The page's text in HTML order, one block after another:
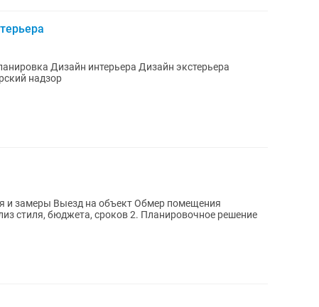
Ремонт под ключ Авторский надзор
и замеры Выезд на объект Обмер помещения
стиля, бюджета, сроков 2. Планировочное решение